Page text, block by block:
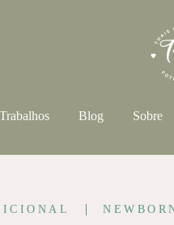
Trabalhos Blog Sobre